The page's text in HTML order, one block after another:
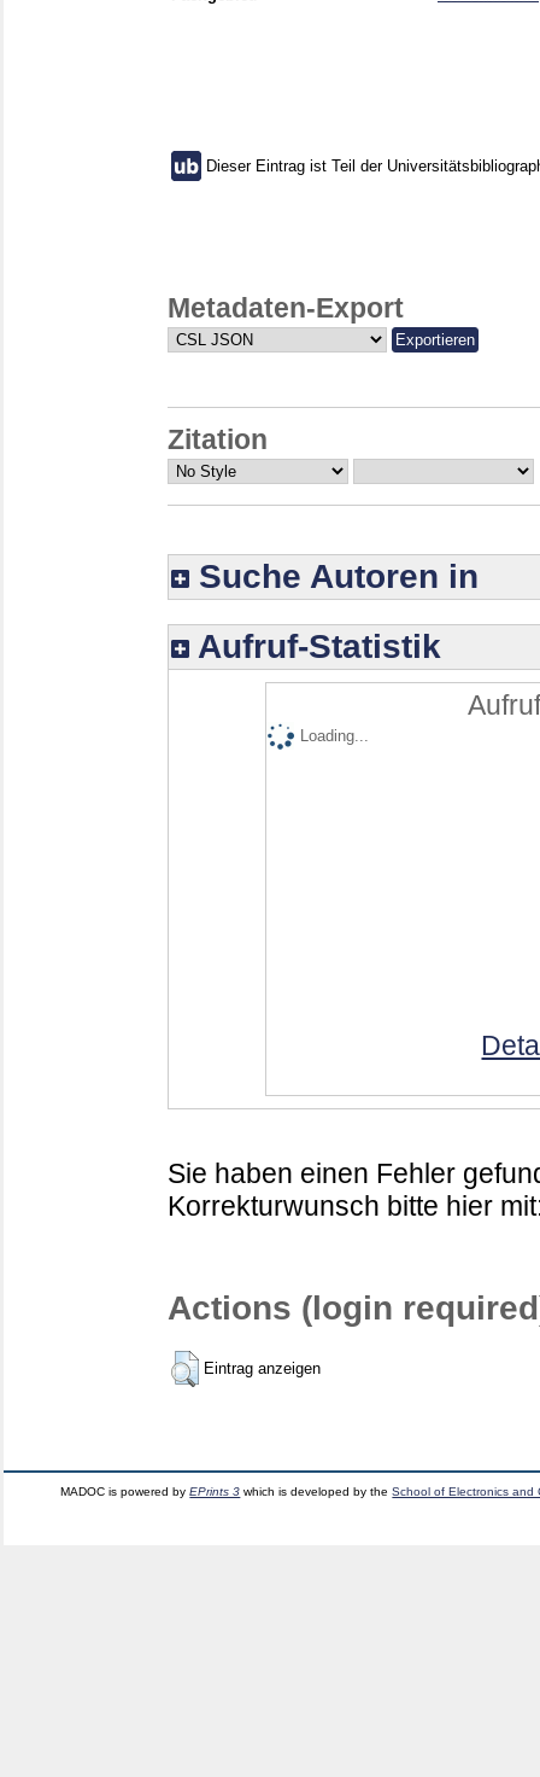
Dieser Eintrag ist Teil der
Metadaten-Export
Zitation
Suche Autoren in
Aufruf-Statistik
Loading...
Sie haben einen Fehler
Korrekturwunsch bitte hier
Actions (login
Eintrag anzeigen
MADOC is powered byEPrints 3 which is developed by theSchool of Electronics and